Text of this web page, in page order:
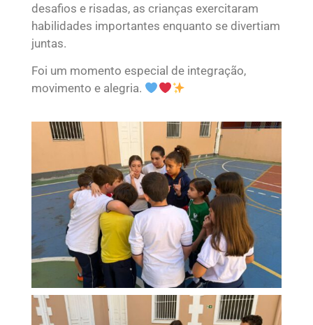
desafios e risadas, as crianças exercitaram
habilidades importantes enquanto se divertiam
juntas.
Foi um momento especial de integração,
movimento e alegria.